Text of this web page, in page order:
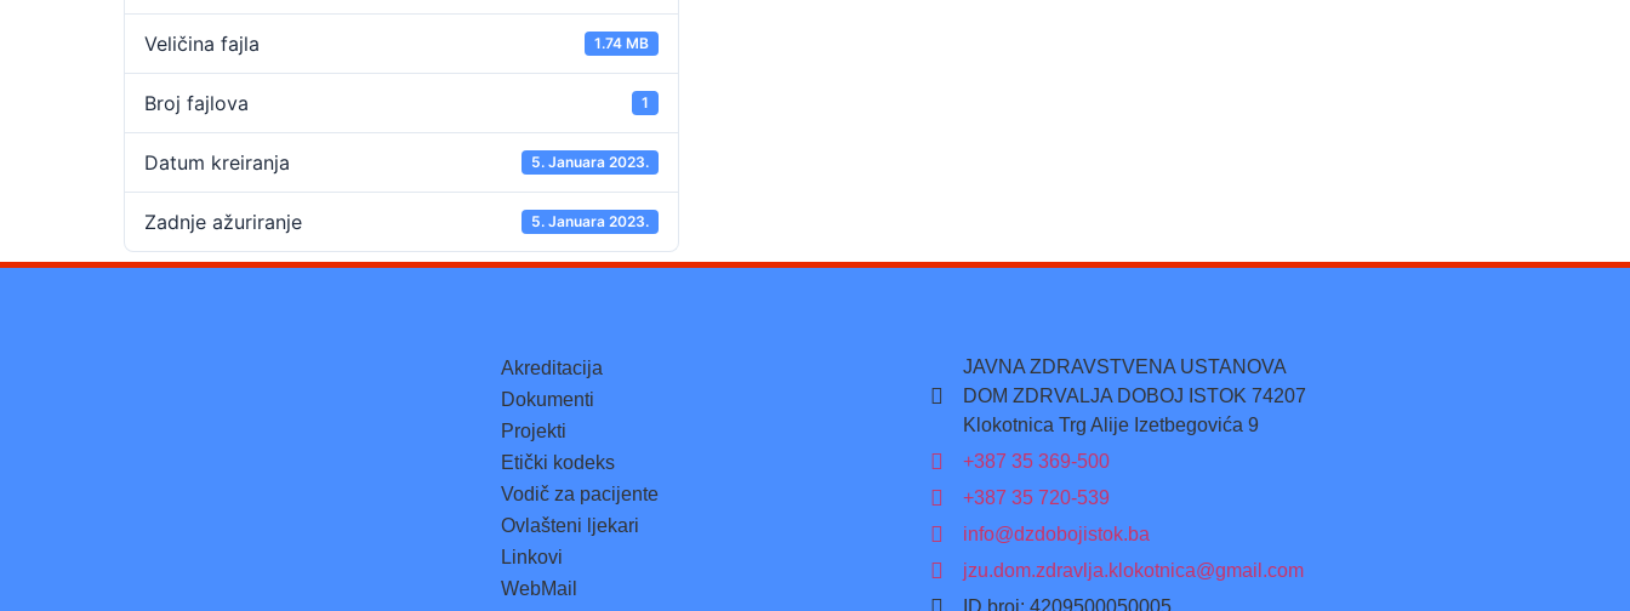
Veličina fajla 1.74 MB
Broj fajlova 1
Datum kreiranja 5. Januara 2023.
Zadnje ažuriranje 5. Januara 2023.
Akreditacija
Dokumenti
Projekti
Etički kodeks
Vodič za pacijente
Ovlašteni ljekari
Linkovi
WebMail
JAVNA ZDRAVSTVENA USTANOVA
DOM ZDRVALJA DOBOJ ISTOK 74207
Klokotnica Trg Alije Izetbegovića 9
+387 35 369-500
+387 35 720-539
info@dzdobojistok.ba
jzu.dom.zdravlja.klokotnica@gmail.com
ID broj: 4209500050005